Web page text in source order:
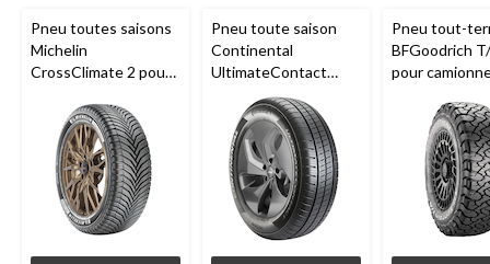
Pneu toutes saisons
Michelin
CrossClimate 2 pour
et multisegments
Pneu toute saison
Continental
UltimateContact
pour véhicules de
tourisme et
multisegments
Pneu tout-
BFGoodrich
pour